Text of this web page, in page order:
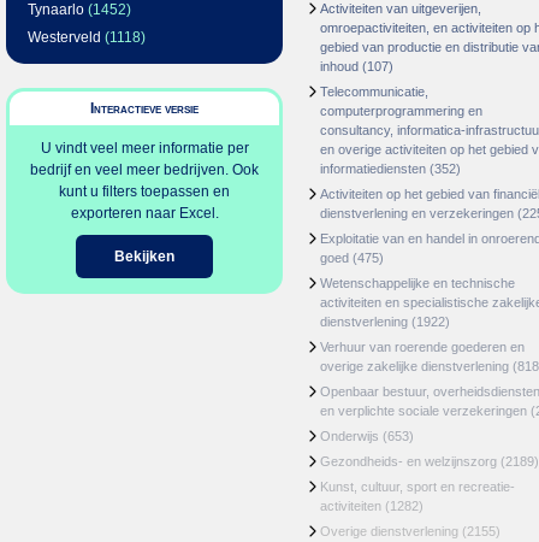
Tynaarlo (1452)
Westerveld (1118)
Interactieve versie
U vindt veel meer informatie per
bedrijf en veel meer bedrijven. Ook
kunt u filters toepassen en
exporteren naar Excel.
Bekijken
Activiteiten van uitgeverijen,
omroepactiviteiten, en activiteiten op
gebied van productie en distributie
inhoud (107)
Telecommunicatie,
computerprogrammering en
consultancy, informatica-
en overige activiteiten op het gebied
informatiediensten (352)
Activiteiten op het gebied van
dienstverlening en verzekeringen
Exploitatie van en handel in
goed (475)
Wetenschappelijke en technische
activiteiten en specialistische
dienstverlening (1922)
Verhuur van roerende goederen en
overige zakelijke dienstverlening
Openbaar bestuur, overheidsdiensten
en verplichte sociale verzekeringen
Onderwijs (653)
Gezondheids- en welzijnszorg (2189)
Kunst, cultuur, sport en recreatie-
activiteiten (1282)
Overige dienstverlening (2155)